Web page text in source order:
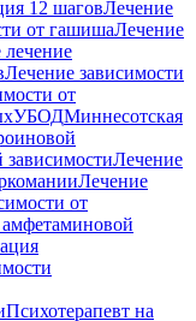
12 шаговЛечение
от гашишаЛечение
Лечение зависимости
от
УБОДМиннесотская
зависимостиЛечение
Лечение
от
Психотерапевт на